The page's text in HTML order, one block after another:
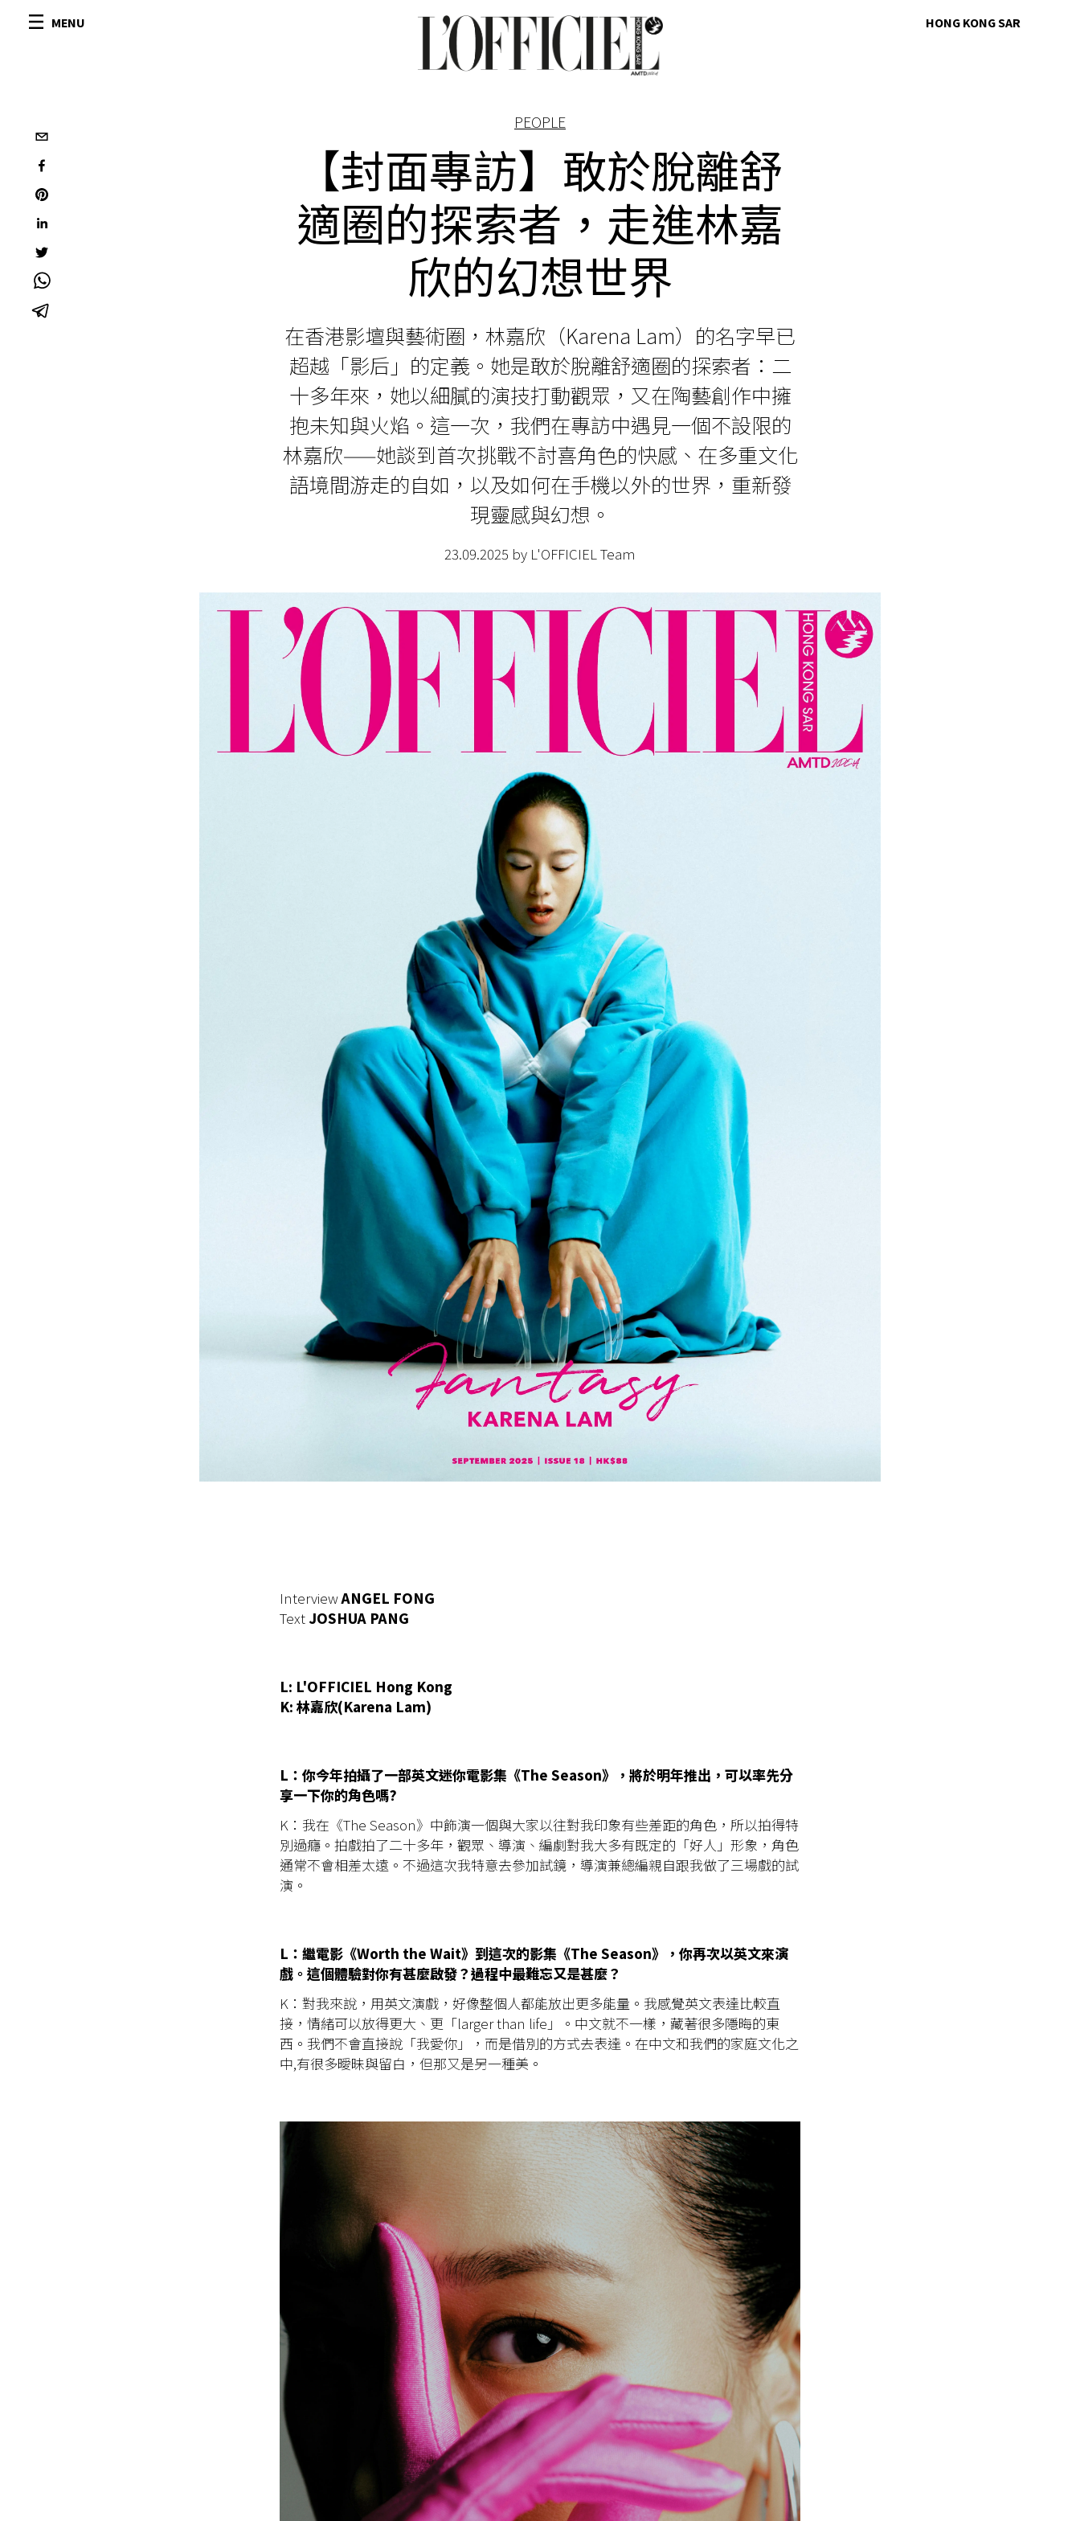
MENU HONG KONG SAR
PEOPLE
【封面專訪】敢於脫離舒
適圈的探索者，走進林嘉
欣的幻想世界
在香港影壇與藝術圈，林嘉欣（Karena Lam）的名字早已
超越「影后」的定義。她是敢於脫離舒適圈的探索者：二
十多年來，她以細膩的演技打動觀眾，又在陶藝創作中擁
抱未知與火焰。這一次，我們在專訪中遇見一個不設限的
林嘉欣——她談到首次挑戰不討喜角色的快感、在多重文化
語境間游走的自如，以及如何在手機以外的世界，重新發
現靈感與幻想。
23.09.2025 by L'OFFICIEL Team
InterviewANGEL FONG
Text JOSHUA PANG
L: L'OFFICIEL Hong Kong
K: 林嘉欣(Karena Lam)
L：你今年拍攝了一部英文迷你電影集《The Season》，將於明年推出，可以率先分
享一下你的角色嗎?
K：我在《The Season》中飾演一個與大家以往對我印象有些差距的角色，所以拍得特
別過癮。拍戲拍了二十多年，觀眾、導演、編劇對我大多有既定的「好人」形象，角色
通常不會相差太遠。不過這次我特意去參加試鏡，導演兼總編親自跟我做了三場戲的試
演。
L：繼電影《Worth the Wait》到這次的影集《The Season》，你再次以英文來演
戲。這個體驗對你有甚麼啟發？過程中最難忘又是甚麼？
K：對我來說，用英文演戲，好像整個人都能放出更多能量。我感覺英文表達比較直
接，情緒可以放得更大、更「larger than life」。中文就不一樣，藏著很多隱晦的東
西。我們不會直接說「我愛你」，而是借別的方式去表達。在中文和我們的家庭文化之
中,有很多曖昧與留白，但那又是另一種美。